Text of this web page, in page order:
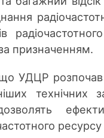
призначенням.
УДЦР
технічних